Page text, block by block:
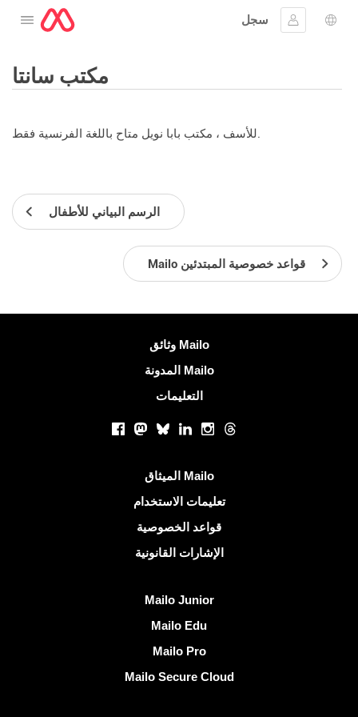
افتح القائمة
سجل
الدخولاللغة
مكتب سانتا
للأسف ، مكتب بابا نويل متاح باللغة الفرنسية فقط.
الرسم البياني للأطفال
Mailo قواعد خصوصية المبتدئين
وثائق Mailo
المدونة Mailo
التعليمات
Facebook
Mastodon
BlueskyLinkedInInstagram
Threads
الميثاق Mailo
تعليمات الاستخدام
قواعد الخصوصية
الإشارات القانونية
Mailo Junior
Mailo Edu
Mailo Pro
Mailo Secure Cloud